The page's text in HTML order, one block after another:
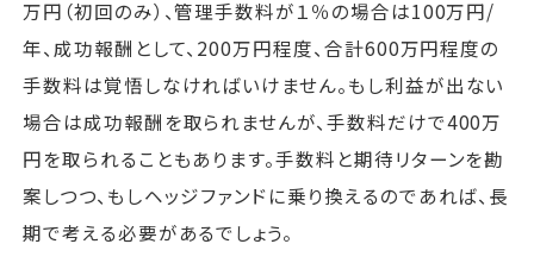
万円（初回のみ）、管理手数料が１％の場合は100万円/
年、成功報酬として、200万円程度、合計600万円程度の
手数料は覚悟しなければいけません。もし利益が出ない
場合は成功報酬を取られませんが、手数料だけで400万
円を取られることもあります。手数料と期待リターンを勘
案しつつ、もしヘッジファンドに乗り換えるのであれば、長
期で考える必要があるでしょう。